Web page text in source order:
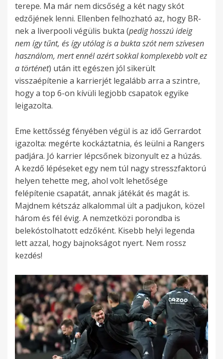
terepe. Ma már nem dicsőség a két nagy skót
edzőjének lenni. Ellenben felhozható az, hogy BR-
nek a liverpooli végülis bukta (pedig hosszú ideig
nem így tűnt, és így utólag is a bukta szót nem szívesen
használom, mert ennél azért sokkal komplexebb volt ez
a történet) után itt egészen jól sikerült
visszaépítenie a karrierjét legalább arra a szintre,
hogy a top 6-on kívüli legjobb csapatok egyike
leigazolta.
Eme kettősség fényében végül is az idő Gerrardot
igazolta: megérte kockáztatnia, és leülni a Rangers
padjára. Jó karrier lépcsőnek bizonyult ez a húzás.
A kezdő lépéseket egy nem túl nagy stresszfaktorú
helyen tehette meg, ahol volt lehetősége
felépítenie csapatát, annak játékát és magát is.
Majdnem kétszáz alkalommal ült a padjukon, közel
három és fél évig. A nemzetközi porondba is
belekóstolhatott edzőként. Kisebb helyi legenda
lett azzal, hogy bajnokságot nyert. Nem rossz
kezdés!